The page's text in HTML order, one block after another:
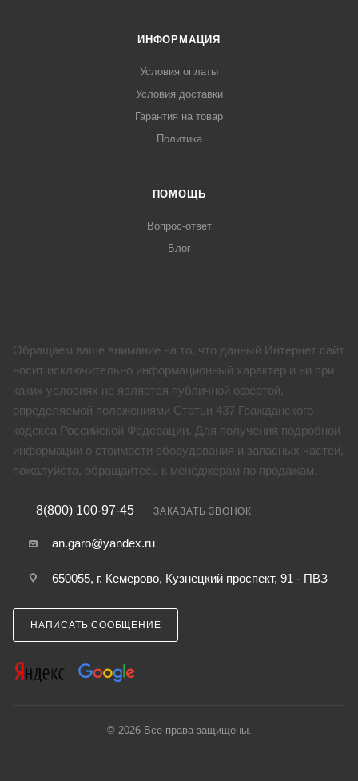
ИНФОРМАЦИЯ
Условия оплаты
Условия доставки
Гарантия на товар
Политика
ПОМОЩЬ
Вопрос-ответ
Блог
Обращаем ваше внимание на то, что данный Интернет сайт
носит исключительно информационный характер и ни при
каких условиях не является публичной офертой,
определяемой положениями Статьи 437 Гражданского
кодекса Российской Федерации. Для получения подробной
информации о стоимости оборудования и запасных частей,
пожалуйста, обращайтесь к менеджерам по продажам.
8(800) 100-97-45 ЗАКАЗАТЬ ЗВОНОК
an.garo@yandex.ru
650055, г. Кемерово, Кузнецкий проспект, 91 - ПВЗ
НАПИСАТЬ СООБЩЕНИЕ
© 2026 Все права защищены.